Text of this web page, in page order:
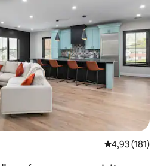
4,93 de uma
4,93 (181)